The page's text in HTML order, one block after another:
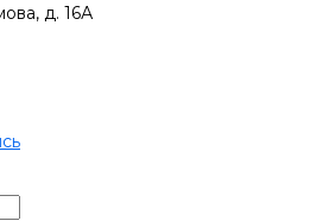
д. 16А